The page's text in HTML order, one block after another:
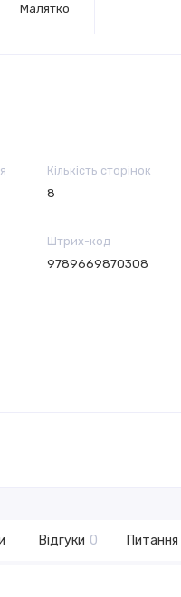
Малятко
Кількість сторінок
8
Штрих-код
9789669870308
Відгуки 0 Питання